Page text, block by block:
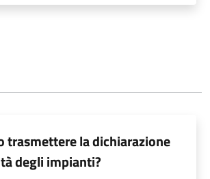
trasmettere la dichiarazione
degli impianti?